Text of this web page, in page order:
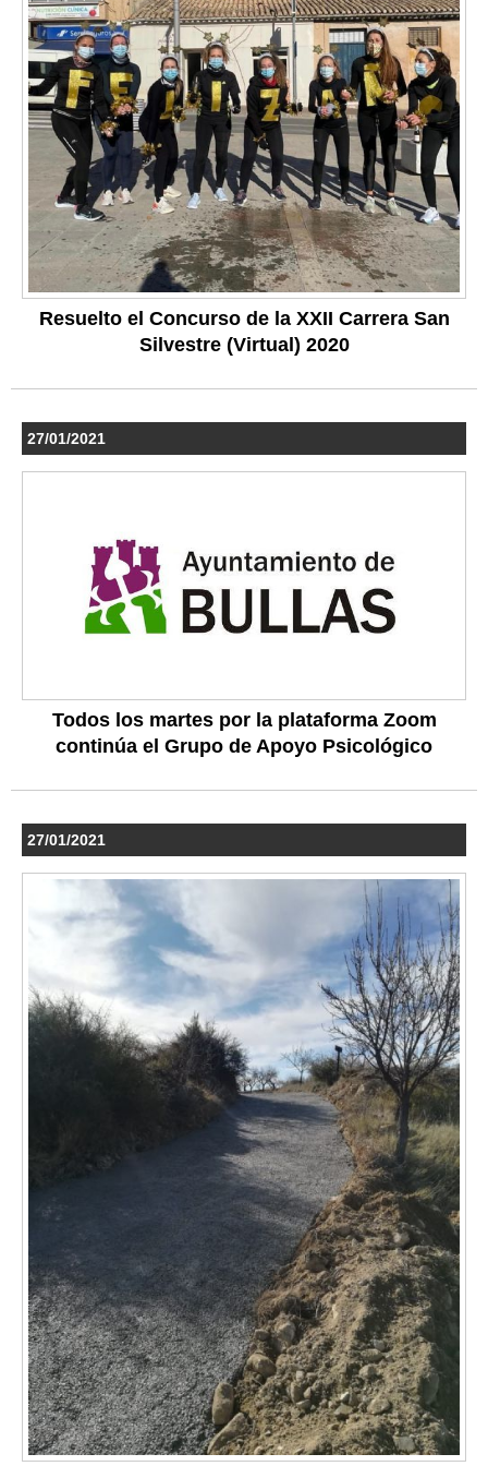
Resuelto el Concurso de la XXII Carrera San
Silvestre (Virtual) 2020
27/01/2021
Todos los martes por la plataforma Zoom
continúa el Grupo de Apoyo Psicológico
27/01/2021